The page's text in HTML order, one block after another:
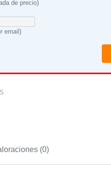
de precio)
email)
(0)